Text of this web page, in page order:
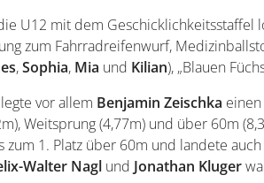
U12 mit dem
zum Fahrradreifenwurf,
,Sophia, Mia und Kilian), „Blauen
vor allem Benjamin Zeischka
Weitsprung (4,77m) und über 60m
1. Platz über 60m und landete
Walter Nagl und Jonathan Kluger